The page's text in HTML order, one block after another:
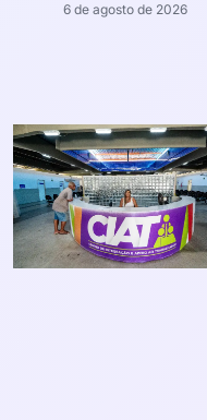
6 de agosto de 2026